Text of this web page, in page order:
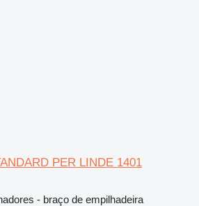
PER LINDE 1401
- braço de empilhadeira